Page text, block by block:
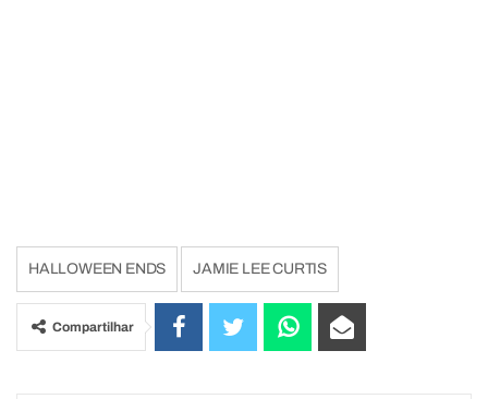
HALLOWEEN ENDS JAMIE LEE CURTIS
Compartilhar